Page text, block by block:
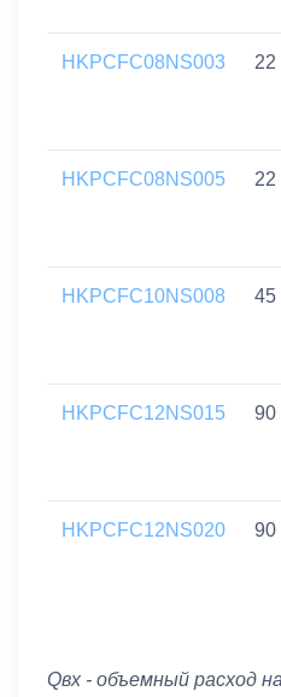
HKPCFC08NS003 22
HKPCFC08NS005 22
HKPCFC10NS008 45
HKPCFC12NS015 90
HKPCFC12NS020 90
Qвх - объемный расход